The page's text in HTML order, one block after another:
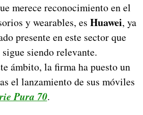
merece reconocimiento en el
y wearables, es Huawei, ya
presente en este sector que
siendo relevante.
ámbito, la firma ha puesto un
el lanzamiento de sus móviles
Pura 70.